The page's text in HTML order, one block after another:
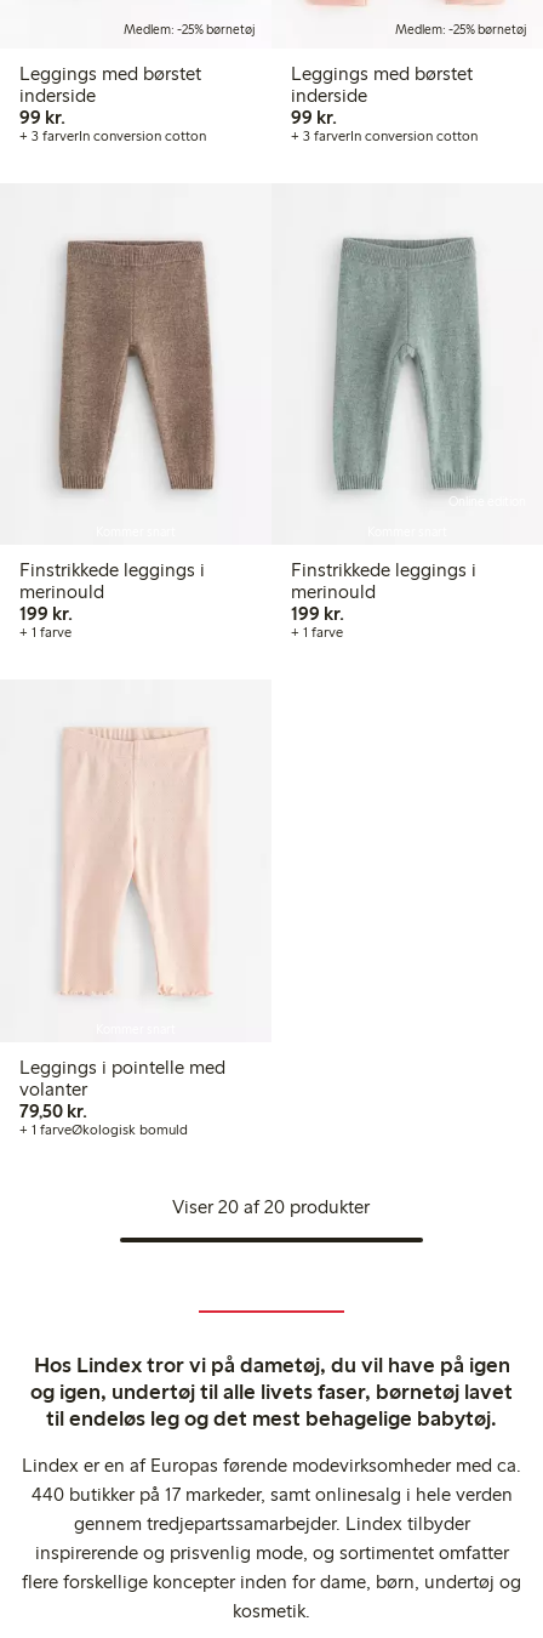
Medlem: -25% børnetøj
Leggings med børstet
inderside
99 kr.
+ 3 farverIn conversion cotton
Medlem: -25% børnetøj
Leggings med børstet
inderside
99 kr.99,00 kr.
+ 3 farverIn conversion cotton
Finstrikkede leggings i
merinould
199 kr.
+ 1 farve
Online edition
Finstrikkede leggings i
merinould
199 kr.199,00 kr.
+ 1 farve
Leggings i pointelle med
volanter
79,50 kr.
+ 1 farveØkologisk bomuld
Viser 20 af 20 produkter
Hos Lindex tror vi på dametøj, du vil have på igen
og igen, undertøj til alle livets faser, børnetøj lavet
til endeløs leg og det mest behagelige babytøj.
Lindex er en af Europas førende modevirksomheder med ca.
440 butikker på 17 markeder, samt onlinesalg i hele verden
gennem tredjepartssamarbejder. Lindex tilbyder
inspirerende og prisvenlig mode, og sortimentet omfatter
flere forskellige koncepter inden for dame, børn, undertøj og
kosmetik.